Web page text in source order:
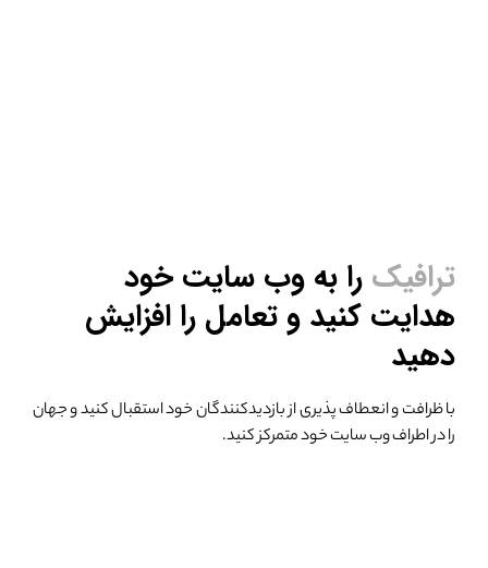
ترافیک را به وب سایت خود
هدایت کنید و تعامل را افزایش
دهید
با ظرافت و انعطاف پذیری از بازدیدکنندگان خود استقبال کنیدو جهان
را در اطراف وب سایت خود متمرکز کنید.